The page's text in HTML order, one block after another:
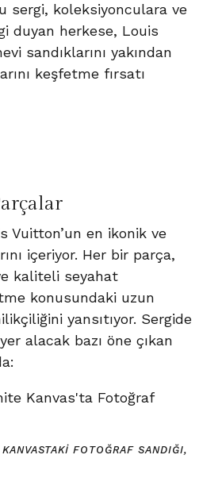
sergi, koleksiyonculara ve
duyan herkese, Louis
sandıklarını yakından
keşfetme fırsatı
Vuitton’un en ikonik ve
içeriyor. Her bir parça,
kaliteli seyahat
konusundaki uzun
yansıtıyor. Sergide
alacak bazı öne çıkan
FOTOĞRAF SANDIĞI,